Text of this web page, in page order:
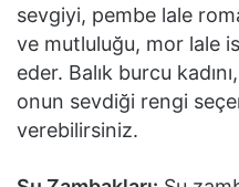
sevgiyi, pembe lale
ve mutluluğu, mor lale
eder. Balık burcu
onun sevdiği rengi
verebilirsiniz.